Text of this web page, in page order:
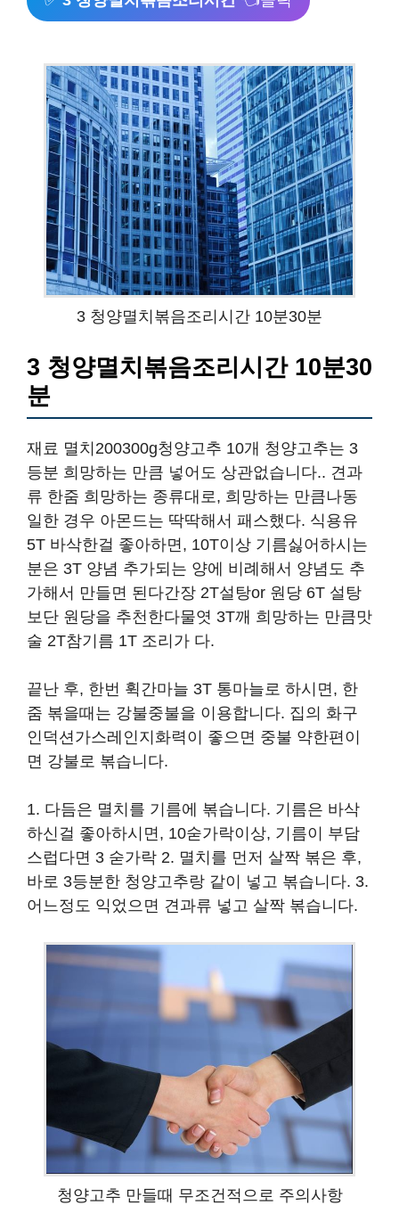
3 청양멸치볶음조리시간 10분30분
3 청양멸치볶음조리시간 10분30
분
재료 멸치200300g청양고추 10개 청양고추는 3
등분 희망하는 만큼 넣어도 상관없습니다.. 견과
류 한줌 희망하는 종류대로, 희망하는 만큼나동
일한 경우 아몬드는 딱딱해서 패스했다. 식용유
5T 바삭한걸 좋아하면, 10T이상 기름싫어하시는
분은 3T 양념 추가되는 양에 비례해서 양념도 추
가해서 만들면 된다간장 2T설탕or 원당 6T 설탕
보단 원당을 추천한다물엿 3T깨 희망하는 만큼맛
술 2T참기름 1T 조리가 다.
끝난 후, 한번 휙간마늘 3T 통마늘로 하시면, 한
줌 볶을때는 강불중불을 이용합니다. 집의 화구
인덕션가스레인지화력이 좋으면 중불 약한편이
면 강불로 볶습니다.
1. 다듬은 멸치를 기름에 볶습니다. 기름은 바삭
하신걸 좋아하시면, 10숟가락이상, 기름이 부담
스럽다면 3 숟가락 2. 멸치를 먼저 살짝 볶은 후,
바로 3등분한 청양고추랑 같이 넣고 볶습니다. 3.
어느정도 익었으면 견과류 넣고 살짝 볶습니다.
청양고추 만들때 무조건적으로 주의사항